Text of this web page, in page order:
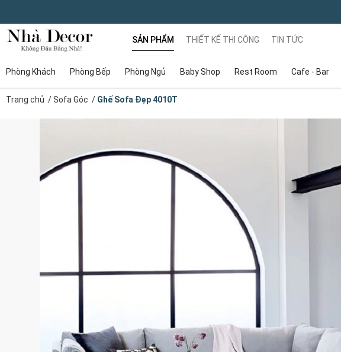
SẢN PHẨM
Phòng Khách Phòng Bếp Phòng Ngủ Baby Shop Rest Room Cafe - Bar
THIẾT KẾ THI CÔNG TIN TỨC
Trang chủ /Sofa Góc / Ghế Sofa Đẹp 4010T